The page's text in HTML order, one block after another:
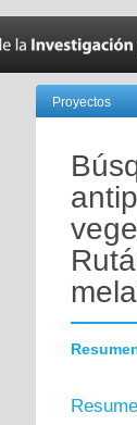
Proyectos